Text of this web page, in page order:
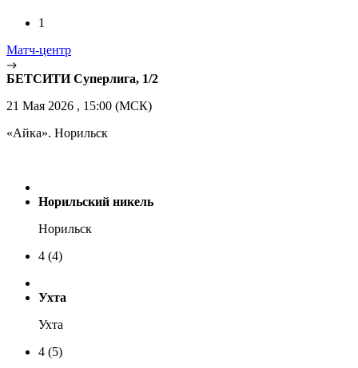
1
Матч-центр
БЕТСИТИ Суперлига, 1/2
21 Мая 2026 , 15:00 (МСК)
«Айка». Норильск
Норильский никель
Норильск
4 (4)
Ухта
Ухта
4 (5)